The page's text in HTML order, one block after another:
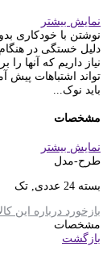
نمایش بیشتر
نوشتن با خودکاری
دلیل خستگی در
نیاز داریم که آن­ها
تواند اشتباهات پیش
باید نوک...
مشخصات
نمایش بیشتر
طرح-مدل
بسته 24 عددی, تک
بازخورد درباره این
مشخصات
بازگشت